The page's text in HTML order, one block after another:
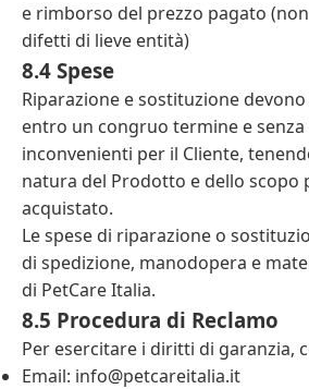
e rimborso del prezzo pagato
difetti di lieve entità)
8.4 Spese
Riparazione e sostituzione
entro un congruo termine e
inconvenienti per il Cliente,
natura del Prodotto e dello scopo
acquistato.
Le spese di riparazione o
di spedizione, manodopera e
di PetCare Italia.
8.5 Procedura di Reclamo
Per esercitare i diritti di garanzia,
Email: info@petcareitalia.it